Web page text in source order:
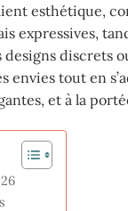
esthétique,
expressives,
discrets
tout en
et à la